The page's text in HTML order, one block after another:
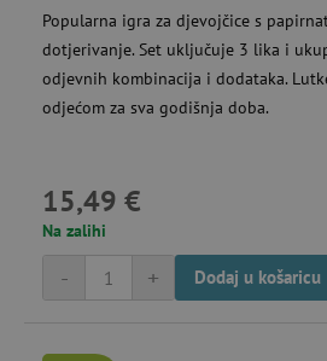
Popularna igra za djevojčice s
dotjerivanje. Set uključuje 3 lika i
odjevnih kombinacija i dodataka.
odjećom za sva godišnja doba.
15,49 €
Na zalihi
+
- Dodaj u košaricu